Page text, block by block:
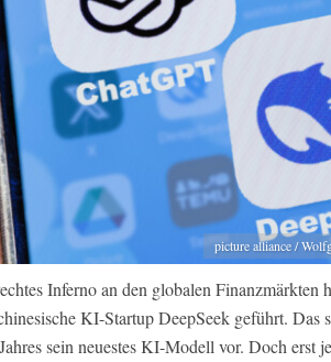
picture alliance /
Inferno an den globalen
KI-Startup DeepSeek geführt. Das
sein neuestes KI-Modell vor. Doch erst